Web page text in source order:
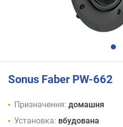
Sonus Faber PW-662
Призначення: домашня
Установка: вбудована